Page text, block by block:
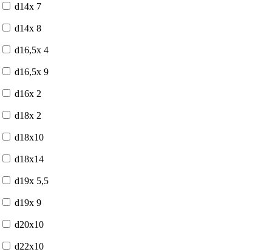
d14x 7
d14x 8
d16,5x 4
d16,5x 9
d16x 2
d18x 2
d18x10
d18x14
d19x 5,5
d19x 9
d20x10
d22x10